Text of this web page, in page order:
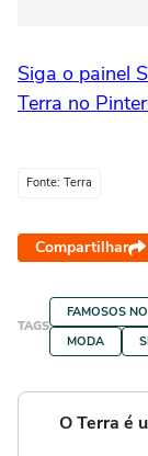
Siga o painel
Terra no
Fonte: Terra
Compartilhar
TAGS
FAMOSOS
MODA
O Terra é